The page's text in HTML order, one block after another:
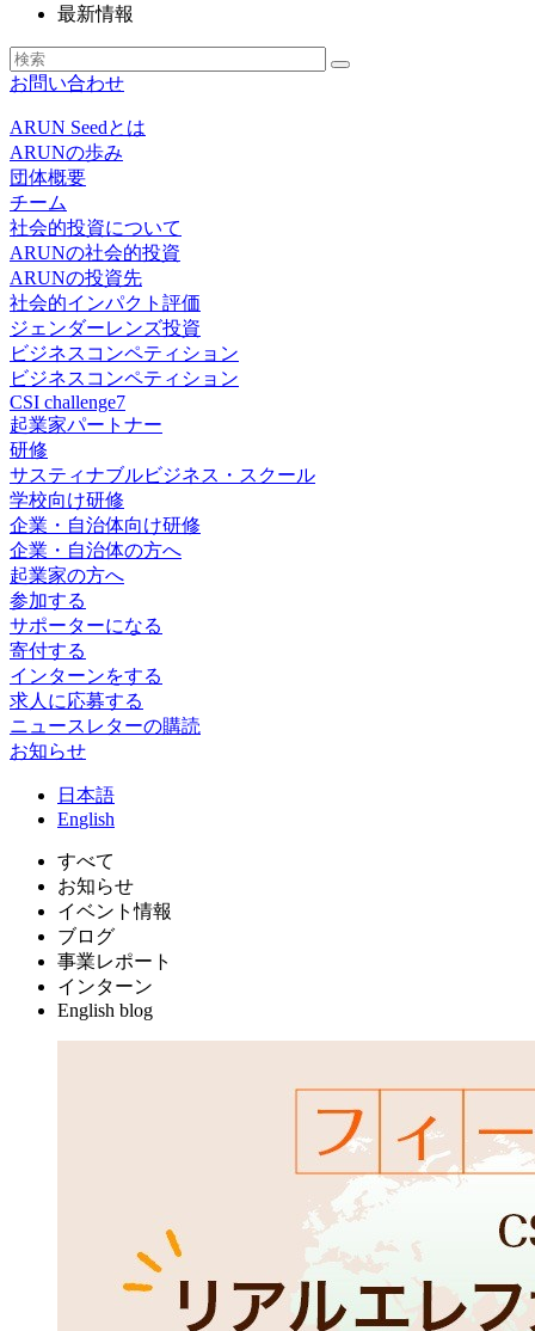
最新情報
お問い合わせ
ARUN Seedとは
ARUNの歩み
団体概要
チーム
社会的投資について
ARUNの社会的投資
ARUNの投資先
社会的インパクト評価
ジェンダーレンズ投資
ビジネスコンペティション
ビジネスコンペティション
CSI challenge7
起業家パートナー
研修
サスティナブルビジネス・スクール
学校向け研修
企業・自治体向け研修
企業・自治体の方へ
起業家の方へ
参加する
サポーターになる
寄付する
インターンをする
求人に応募する
ニュースレターの購読
お知らせ
日 本語
English
すべて
お知らせ
イベント情報
ブログ
事業レポート
インターン
English blog